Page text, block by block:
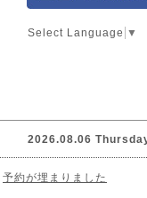
Select Language ▼
2026.08.06
予約が埋まりました